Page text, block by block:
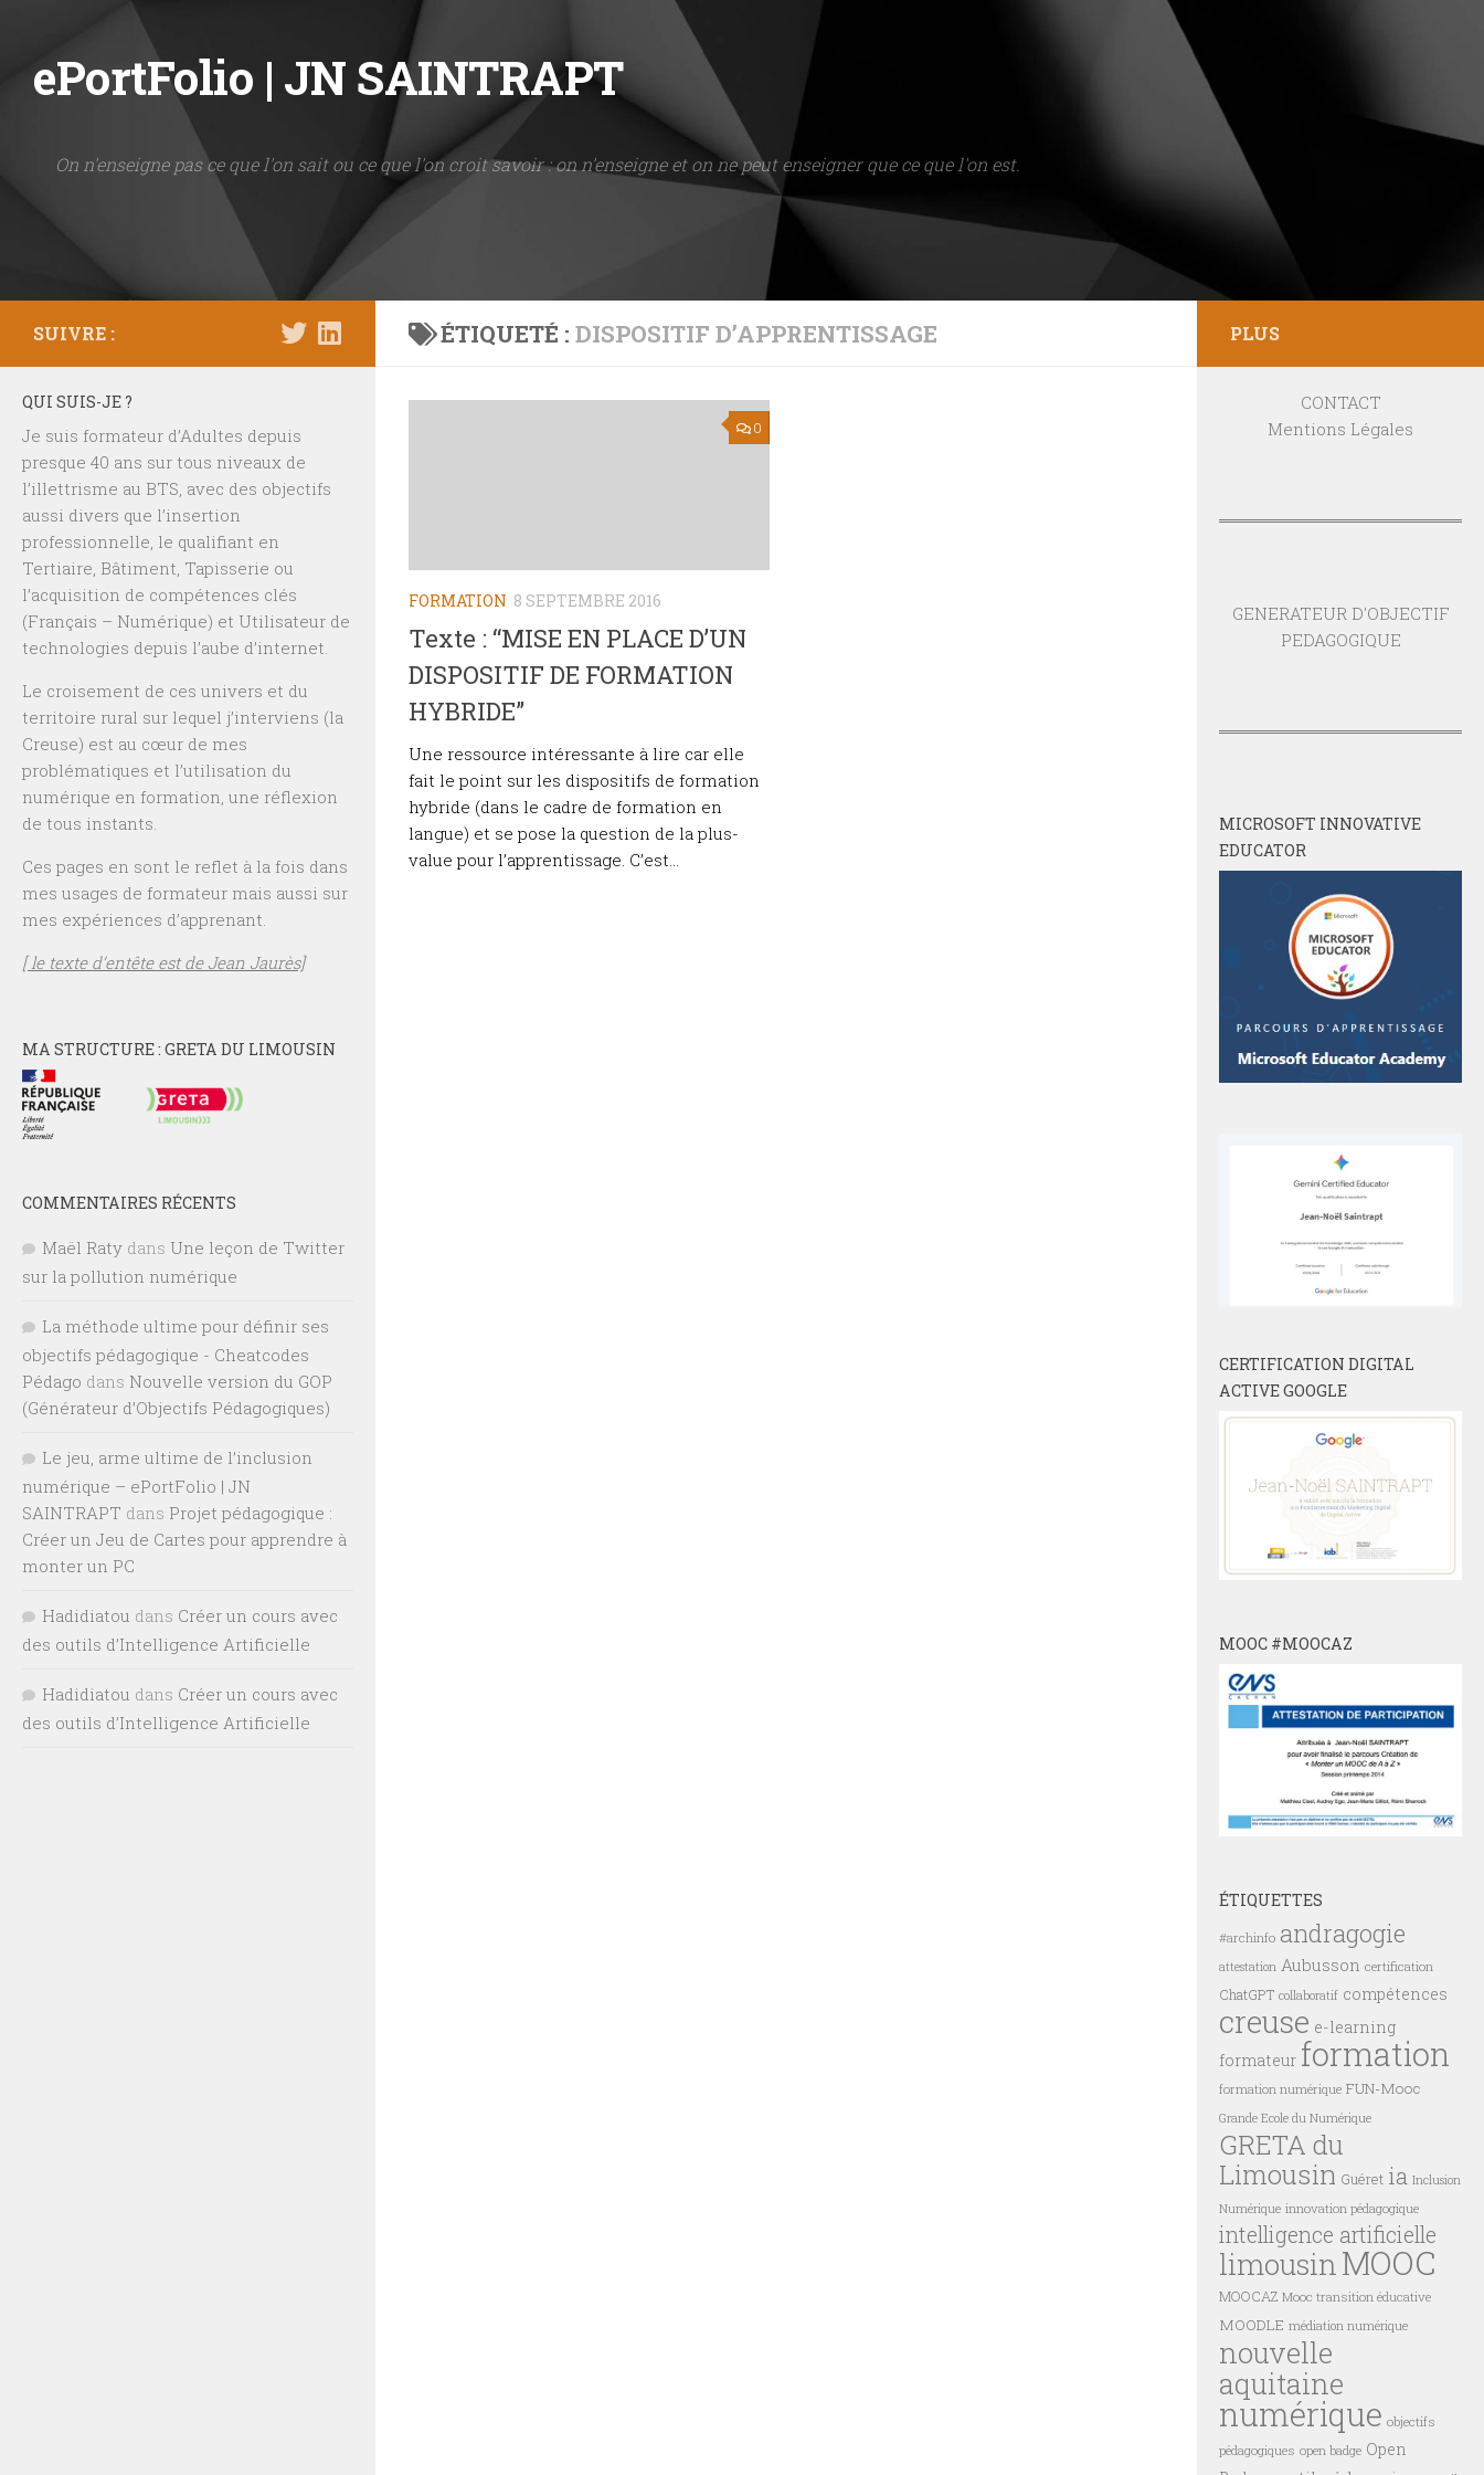
Skip to content
ePortFolio | JN SAINTRAPT
On n'enseigne pas ce que l'on sait ou ce que l'on croit savoir : on n'enseigne et on ne peut enseigner que ce que l'on est.
ÉTIQUETÉ : DISPOSITIF D’APPRENTISSAGE
0
FORMATION 8 SEPTEMBRE 2016
Texte : “MISE EN PLACE D’UN
DISPOSITIF DE FORMATION
HYBRIDE”
Une ressource intéressante à lire car elle
fait le point sur les dispositifs de formation
hybride (dans le cadre de formation en
langue) et se pose la question de la plus-
value pour l’apprentissage. C’est...
SUIVRE :
QUI SUIS-JE ?
Je suis formateur d’Adultes depuis
presque 40 ans sur tous niveaux de
l’illettrisme au BTS, avec des objectifs
aussi divers que l’insertion
professionnelle, le qualifiant en
Tertiaire, Bâtiment, Tapisserie ou
l’acquisition de compétences clés
(Français – Numérique) et Utilisateur de
technologies depuis l’aube d’internet.
Le croisement de ces univers et du
territoire rural sur lequel j’interviens (la
Creuse) est au cœur de mes
problématiques et l’utilisation du
numérique en formation, une réflexion
de tous instants.
Ces pages en sont le reflet à la fois dans
mes usages de formateur mais aussi sur
mes expériences d’apprenant.
[ le texte d’entête est de Jean Jaurès]
MA STRUCTURE : GRETA DU LIMOUSIN
COMMENTAIRES RÉCENTS
Maël Raty dans Une leçon de Twitter
sur la pollution numérique
La méthode ultime pour définir ses
objectifs pédagogique - Cheatcodes
Pédago dans Nouvelle version du GOP
(Générateur d’Objectifs Pédagogiques)
Le jeu, arme ultime de l’inclusion
numérique – ePortFolio | JN
SAINTRAPT dans Projet pédagogique :
Créer un Jeu de Cartes pour apprendre à
monter un PC
Hadidiatou dans Créer un cours avec
des outils d’Intelligence Artificielle
Hadidiatou dans Créer un cours avec
des outils d’Intelligence Artificielle
PLUS
CONTACT
Mentions Légales
GENERATEUR D'OBJECTIF
PEDAGOGIQUE
MICROSOFT INNOVATIVE
EDUCATOR
CERTIFICATION DIGITAL
ACTIVE GOOGLE
MOOC #MOOCAZ
ÉTIQUETTES
#archinfo andragogie
attestation Aubusson certification
ChatGPT collaboratif compétences
creuse e-learning
formateur formation
formation numérique FUN-Mooc
Grande Ecole du Numérique
GRETA du
Limousin Guéret ia Inclusion
Numérique innovation pédagogique
intelligence artificielle
limousin MOOC
MOOCAZ Mooc transition éducative
MOODLE médiation numérique
nouvelle
aquitaine
numérique objectifs
pédagogiques open badge Open